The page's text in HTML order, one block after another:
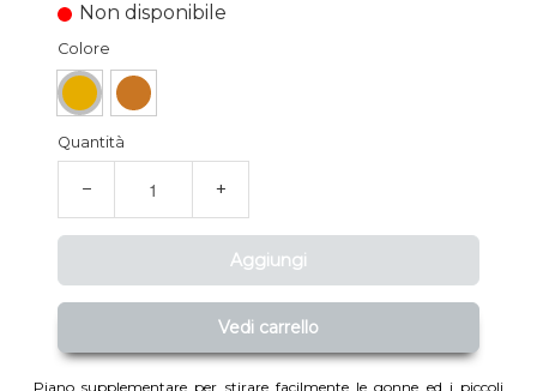
Non disponibile
Colore
Quantità
− +
Aggiungi
Vedi carrello
Piano supplementare per stirare facilmente le gonne ed i piccoli